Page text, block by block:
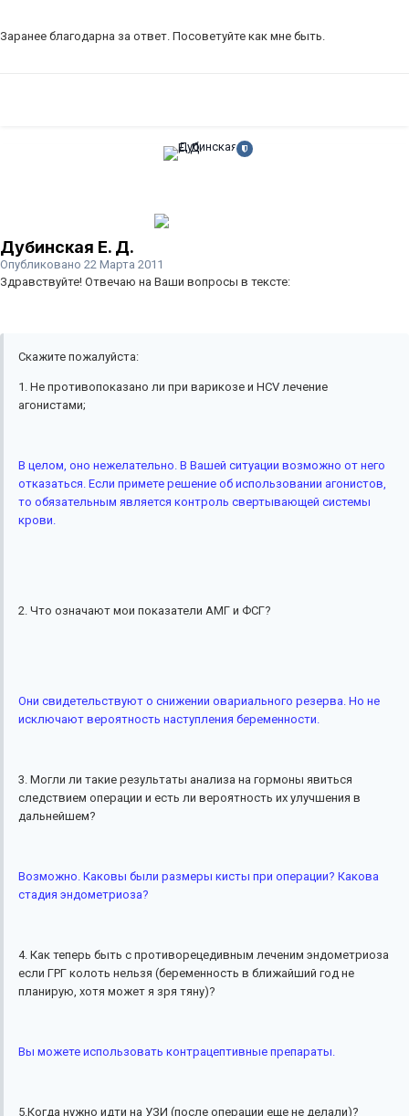
Заранее благодарна за ответ. Посоветуйте как мне быть.
Дубинская Е. Д.
Опубликовано 22 Марта 2011
Здравствуйте! Отвечаю на Ваши вопросы в тексте:
Скажите пожалуйста:
1. Не противопоказано ли при варикозе и НСV лечение
агонистами;
В целом, оно нежелательно. В Вашей ситуации возможно от него
отказаться. Если примете решение об использовании агонистов,
то обязательным является контроль свертывающей системы
крови.
2. Что означают мои показатели АМГ и ФСГ?
Они свидетельствуют о снижении овариального резерва. Но не
исключают вероятность наступления беременности.
3. Могли ли такие результаты анализа на гормоны явиться
следствием операции и есть ли вероятность их улучшения в
дальнейшем?
Возможно. Каковы были размеры кисты при операции? Какова
стадия эндометриоза?
4. Как теперь быть с противорецедивным леченим эндометриоза
если ГРГ колоть нельзя (беременность в ближайший год не
планирую, хотя может я зря тяну)?
Вы можете использовать контрацептивные препараты.
5.Когда нужно идти на УЗИ (после операции еще не делали)?